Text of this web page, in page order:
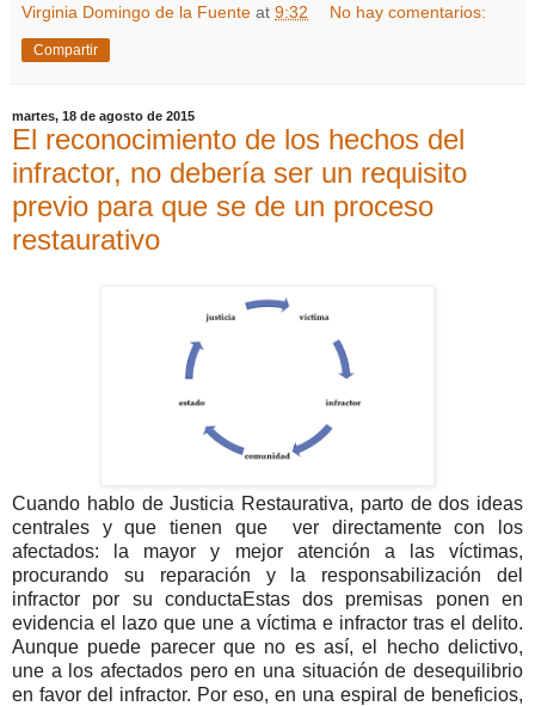
Virginia Domingo de la Fuente at 9:32 No hay comentarios:
Compartir
martes, 18 de agosto de 2015
El reconocimiento de los hechos del
infractor, no debería ser un requisito
previo para que se de un proceso
restaurativo
Cuando hablo de Justicia Restaurativa, parto de dos ideas
centrales y que tienen que ver directamente con los
afectados: la mayor y mejor atención a las víctimas,
procurando su reparación y la responsabilización del
infractor por su conductaEstas dos premisas ponen en
evidencia el lazo que une a víctima e infractor tras el delito.
Aunque puede parecer que no es así, el hecho delictivo,
une a los afectados pero en una situación de desequilibrio
en favor del infractor. Por eso, en una espiral de beneficios,